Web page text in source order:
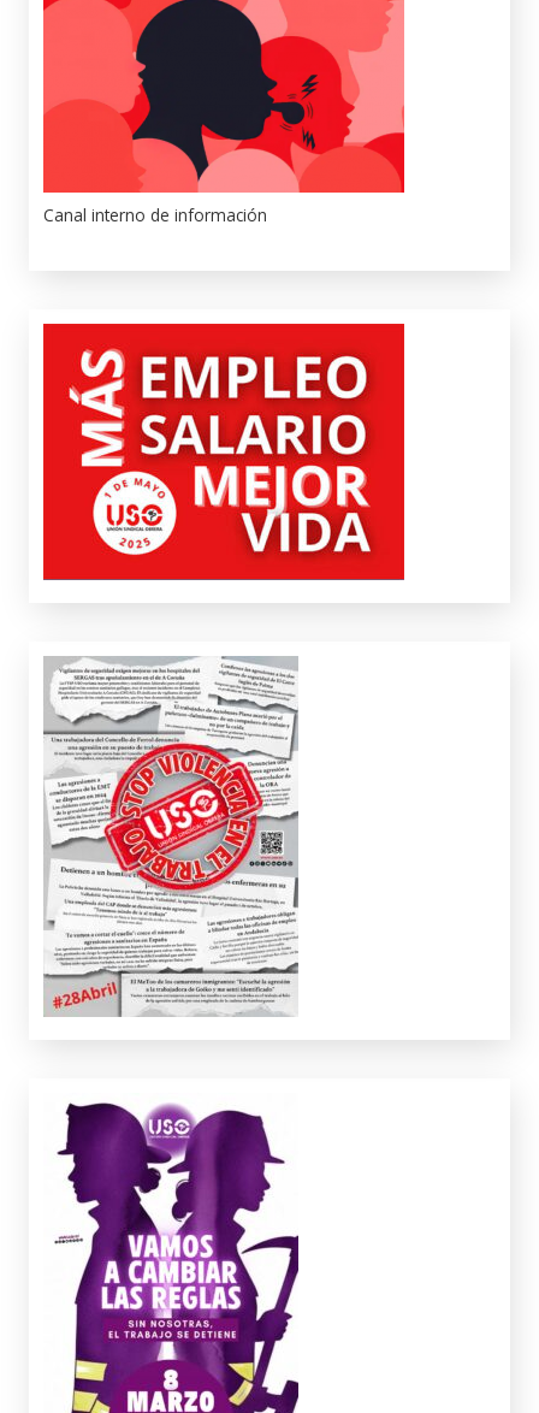
Canal interno de información